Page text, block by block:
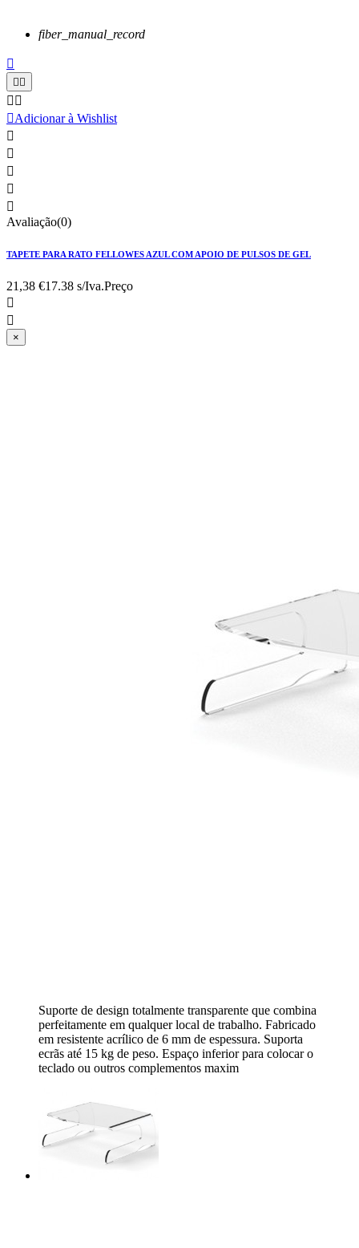
fiber_manual_record

 
 
Adicionar à Wishlist





Avaliação(0)
TAPETE PARA RATO FELLOWES AZUL COM APOIO DE PULSOS DE GEL
21,38 €17.38 s/Iva.Preço


×
Suporte de design totalmente transparente que combina
perfeitamente em qualquer local de trabalho. Fabricado
em resistente acrílico de 6 mm de espessura. Suporta
ecrãs até 15 kg de peso. Espaço inferior para colocar o
teclado ou outros complementos maxim